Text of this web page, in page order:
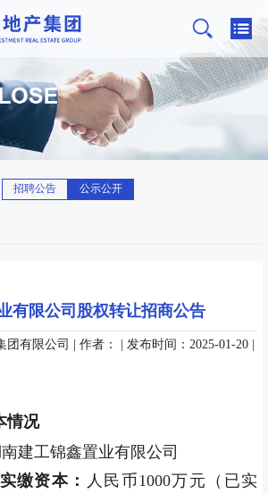
招聘公告 公示公开
有限公司股权转让招商公告
团有限公司 | 作者： | 发布时间：2025-01-20
情况
建工锦鑫置业有限公司
缴资本： 人民币1000万元（已实